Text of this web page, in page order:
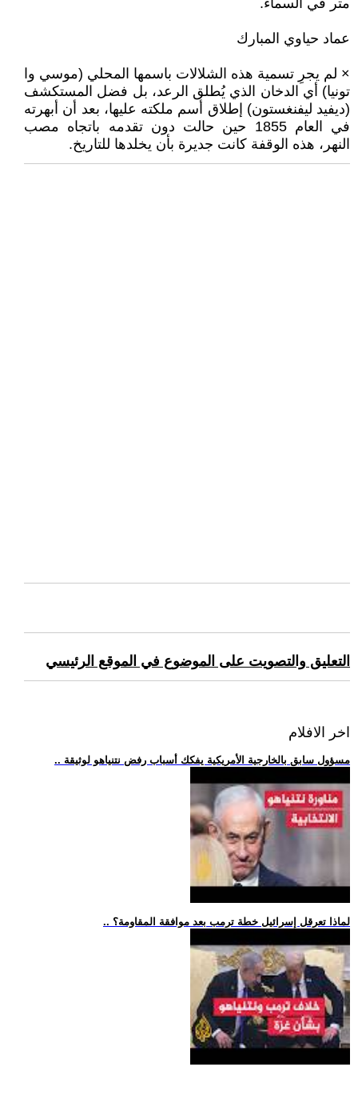
متر في السماء.
عماد حياوي المبارك
× لم يجرِ تسمية هذه الشلالات باسمها المحلي (موسي وا
تونيا) أي الدخان الذي يُطلق الرعد، بل فضل المستكشف
(ديفيد ليفنغستون) إطلاق أسم ملكته عليها، بعد أن أبهرته
في العام 1855 حين حالت دون تقدمه باتجاه مصب
النهر، هذه الوقفة كانت جديرة بأن يخلدها للتاريخ.
التعليق والتصويت على الموضوع في الموقع الرئيسي
اخر الافلام
.. مسؤول سابق بالخارجية الأمريكية يفكك أسباب رفض نتنياهو لوثيقة
.. لماذا تعرقل إسرائيل خطة ترمب بعد موافقة المقاومة؟